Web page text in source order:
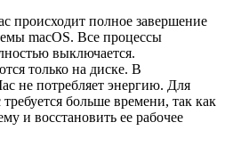
происходит полное завершение
macOS. Все процессы
выключается.
только на диске. В
не потребляет энергию. Для
больше времени, так как
и восстановить ее рабочее